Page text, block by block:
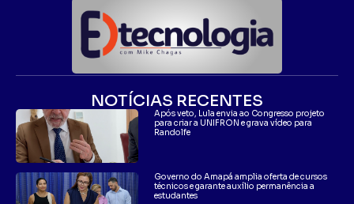
NOTÍCIAS RECENTES
Após veto, Lula envia ao Congresso projeto
para criar a UNIFRON e grava vídeo para
Randolfe
Governo do Amapá amplia oferta de cursos
técnicos e garante auxílio permanência a
estudantes